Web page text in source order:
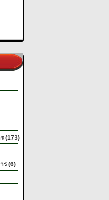
Message: filemtime(): stat failed for
Line Number: 345
"alt="Slider 01" />
(173)
ร (6)